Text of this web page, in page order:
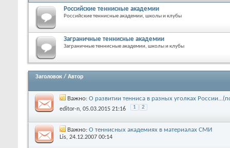
Российские теннисные академии
Российские теннисные академии, школы и клубы
Заграничные теннисные академии
Заграничные теннисные академии, школы и клубы
Заголовок / Автор
Важно: О развитии тенниса в разных уголках
editor-n, 05.03.2015 21:16 1 2
Важно: О теннисных академиях в материалах СМИ
Lis, 24.12.2007 00:14